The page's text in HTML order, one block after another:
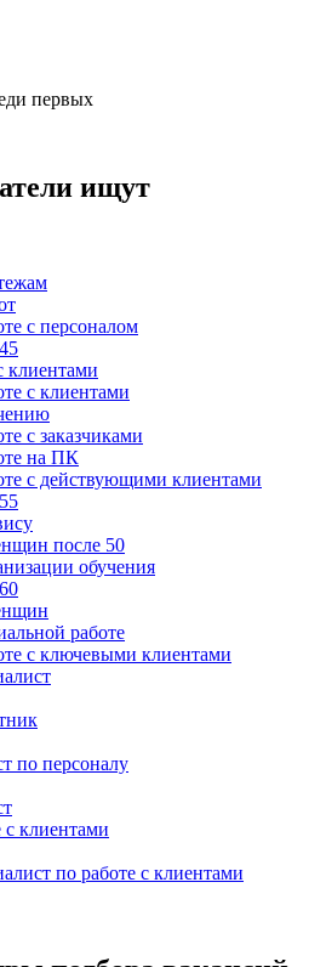
первых
ищут
с персоналом
клиентами
с клиентами
с заказчиками
на ПК
с действующими клиентами
после 50
обучения
работе
с ключевыми клиентами
по персоналу
с клиентами
по работе с клиентами